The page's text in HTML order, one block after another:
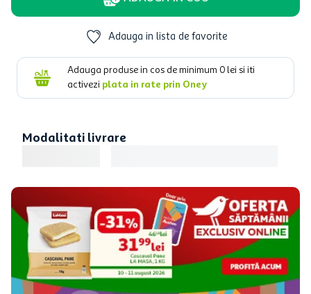
Adauga in lista de favorite
Adauga produse in cos de minimum 0 lei si iti
activezi plata in rate prin Oney
Modalitati livrare